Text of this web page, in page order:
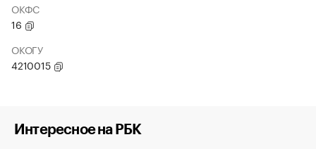
ОКФС
16
ОКОГУ
4210015
Интересное на РБК